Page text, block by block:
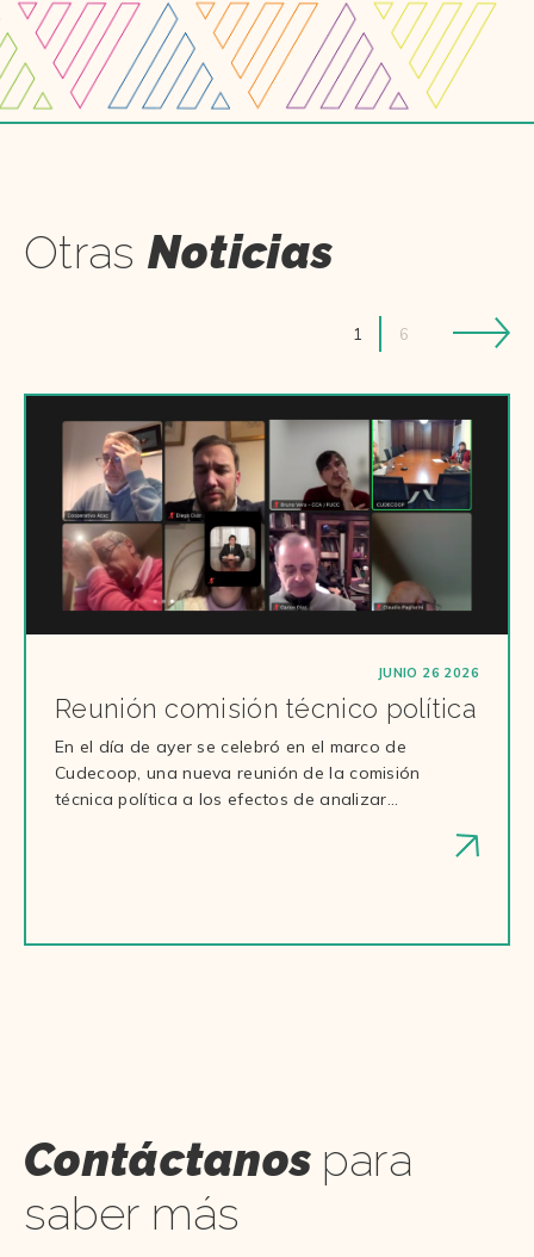
Otras Noticias
1 6
JUNIO 26 2026
Reunión comisión técnico política
En el día de ayer se celebró en el marco de
Cudecoop, una nueva reunión de la comisión
técnica política a los efectos de analizar…
Contáctanos para
saber más